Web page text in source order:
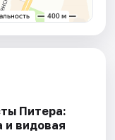
Питера:
и видовая